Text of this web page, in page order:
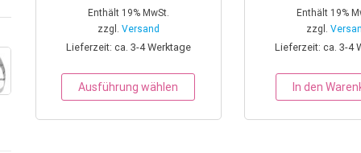
Enthält 19% MwSt.
zzgl. Versand
Lieferzeit: ca. 3-4 Werktage
Ausführung wählen
Dieses Produkt weist mehrere
Enthält 19%
zzgl.
Lieferzeit: ca. 3-4
In den